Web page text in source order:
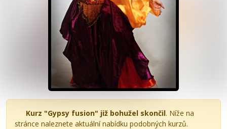
Kurz "Gypsy fusion" již bohužel skončil. Níže na
stránce naleznete aktuální nabídku podobných kurzů.